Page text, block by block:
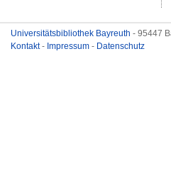
Universitätsbibliothek Bayreuth - 95447
Kontakt- Impressum - Datenschutz